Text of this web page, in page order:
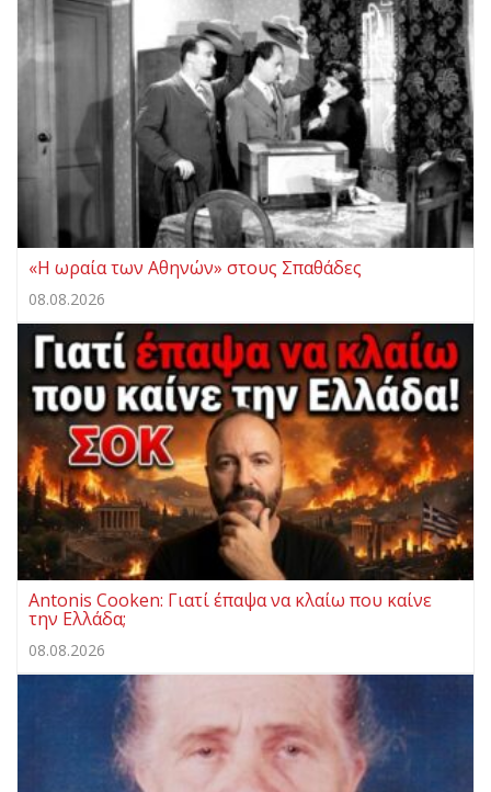
«Η ωραία των Αθηνών» στους Σπαθάδες
08.08.2026
Antonis Cooken: Γιατί έπαψα να κλαίω που καίνε
την Ελλάδα;
08.08.2026